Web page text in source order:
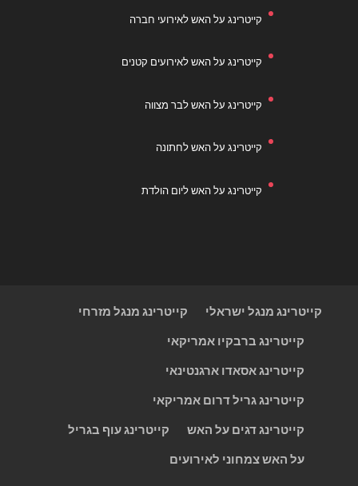
קייטרינג על האש לאירועי חברה
קייטרינג על האש לאירועים קטנים
קייטרינג על האש לבר מצווה
קייטרינג על האש לחתונה
קייטרינג על האש ליום הולדת
קייטרינג מנגל ישראלי קייטרינג מנגל מזרחי
קייטרינג ברבקיו אמריקאי
קייטרינג אסאדו ארגנטינאי
קייטרינג גריל דרום אמריקאי
קייטרינג דגים על האש קייטרינג עוף בגריל
על האש צמחוני לאירועים